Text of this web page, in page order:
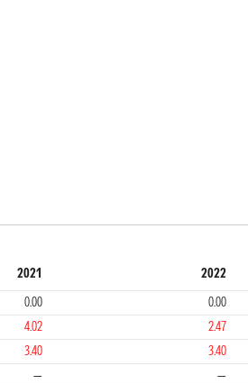
2021 2022
0.00 0.00
4.02 2.47
3.40 3.40
— —